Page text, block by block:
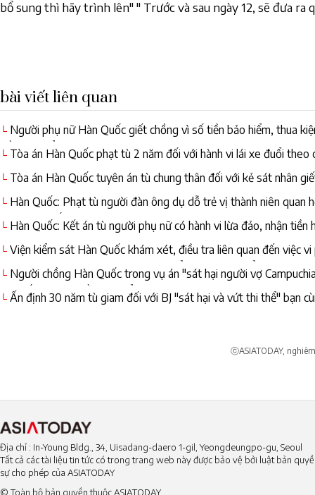
bổ sung thì hãy trình lên" " Trước và sau ngày 12, sẽ đưa ra
bài viết liên quan
└ Người phụ nữ Hàn Quốc giết chồng vì số tiền bảo hiểm, thua
tiền bảo hiểm
└ Tòa án Hàn Quốc phạt tù 2 năm đối với hành vi lái xe đuổi theo
└ Tòa án Hàn Quốc tuyên án tù chung thân đối với kẻ sát nhân
Seoul
└ Hàn Quốc: Phạt tù người đàn ông dụ dỗ trẻ vị thành niên quan
sau lại bỏ trốn
└ Hàn Quốc: Kết án tù người phụ nữ có hành vi lừa đảo, nhận tiền
└ Viện kiểm sát Hàn Quốc khám xét, điều tra liên quan đến việc
Cựu Cục trưởng Cục An toàn Thực phẩm và Dược phẩm
└ Người chồng Hàn Quốc trong vụ án "sát hại người vợ
kiện tố tụng đòi tiền bảo hiểm
└ Ấn định 30 năm tù giam đối với BJ "sát hại và vứt thi thể" bạn
ⓒASIATODAY,
Địa chỉ : In-Young Bldg., 34, Uisadang-daero 1-gil, Yeongdeungpo-gu, Seoul
Tất cả các tài liệu tin tức có trong trang web này được bảo vệ bởi luật bản
sự cho phép của ASIATODAY
© Toàn bộ bản quyền thuộc ASIATODAY